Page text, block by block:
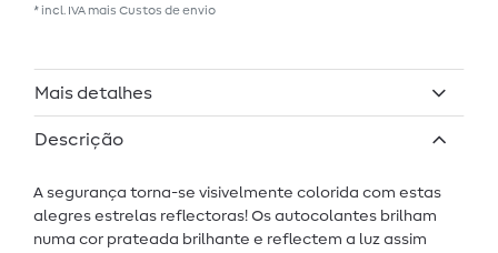
* incl. IVA mais Custos de envio
Mais detalhes
Descrição
A segurança torna-se visivelmente colorida com estas
alegres estrelas reflectoras! Os autocolantes brilham
numa cor prateada brilhante e reflectem a luz assim